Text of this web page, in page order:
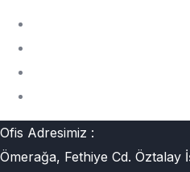
Ofis Adresimiz :
Ömerağa, Fethiye Cd. Öztalay